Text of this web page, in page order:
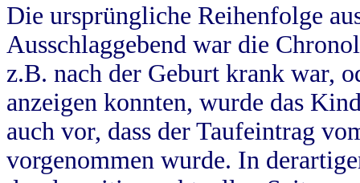
Die ursprüngliche Reihenfolge
Ausschlaggebend war die
z.B. nach der Geburt krank war,
anzeigen konnten, wurde das
auch vor, dass der Taufeintrag
vorgenommen wurde. In